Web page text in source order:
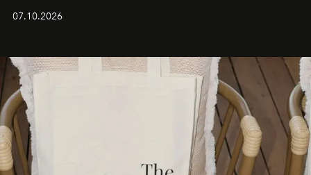
buluşturarak markanın Cavo Tagoo’daki varlığını
sürükleyici ve mevsime özel bir deneyime dönüştürüyor.
07.10.2026